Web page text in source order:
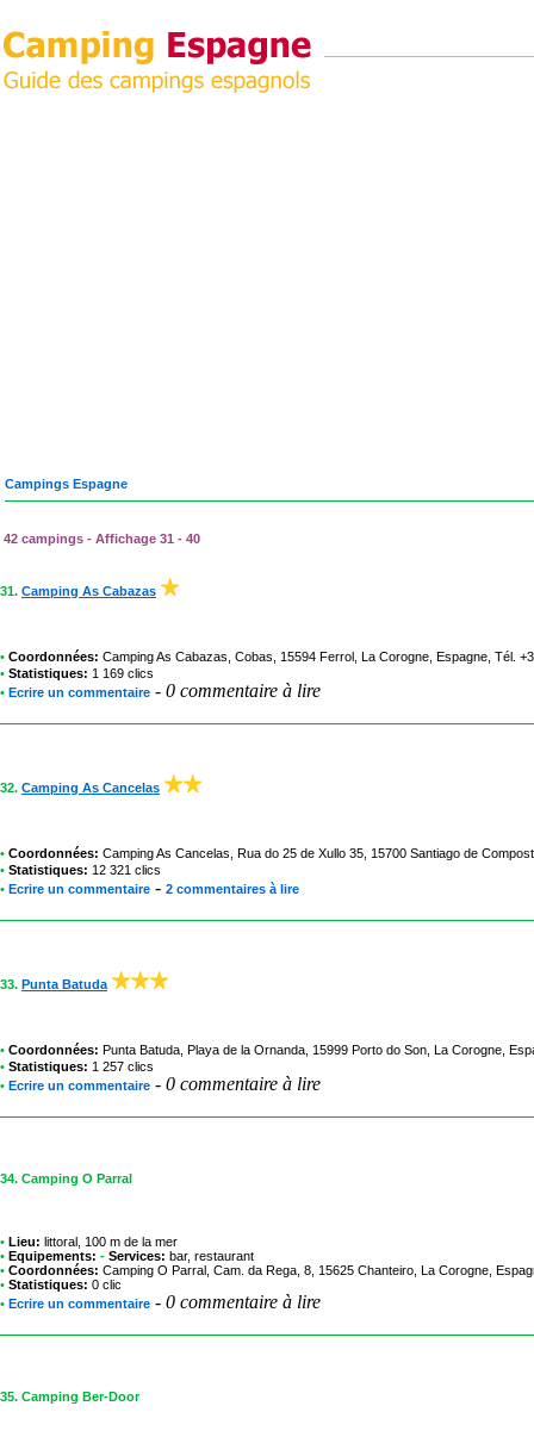
Campings Espagne
42 campings - Affichage 31 - 40
31. Camping As Cabazas
• Coordonnées: Camping As Cabazas , Cobas, 15594 Ferrol, La Corogne, Espagne, Tél.
• Statistiques: 1 169 clics
• Ecrire un commentaire - 0 commentaire à lire
32. Camping As Cancelas
• Coordonnées: Camping As Cancelas , Rua do 25 de Xullo 35, 15700 Santiago de
• Statistiques: 12 321 clics
• Ecrire un commentaire - 2 commentaires à lire
33. Punta Batuda
• Coordonnées: Punta Batuda , Playa de la Ornanda, 15999 Porto do Son, La Corogne,
• Statistiques: 1 257 clics
• Ecrire un commentaire - 0 commentaire à lire
34. Camping O Parral
• Lieu: littoral, 100 m de la mer
• Equipements: - Services: bar, restaurant
• Coordonnées: Camping O Parral , Cam. da Rega, 8, 15625 Chanteiro, La Corogne,
• Statistiques: 0 clic
• Ecrire un commentaire - 0 commentaire à lire
35. Camping Ber-Door